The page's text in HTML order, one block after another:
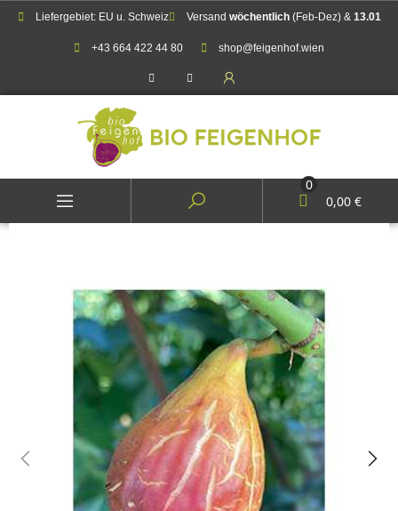
Liefergebiet: EU u. Schweiz Versand wöchentlich(Feb-Dez) & 13.01
+43 664 422 44 80 shop@feigenhof.wien
0
0,00 €